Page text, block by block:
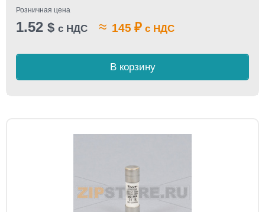
Розничная цена
1.52 $ с НДС ≈ 145 ₽ с НДС
В корзину